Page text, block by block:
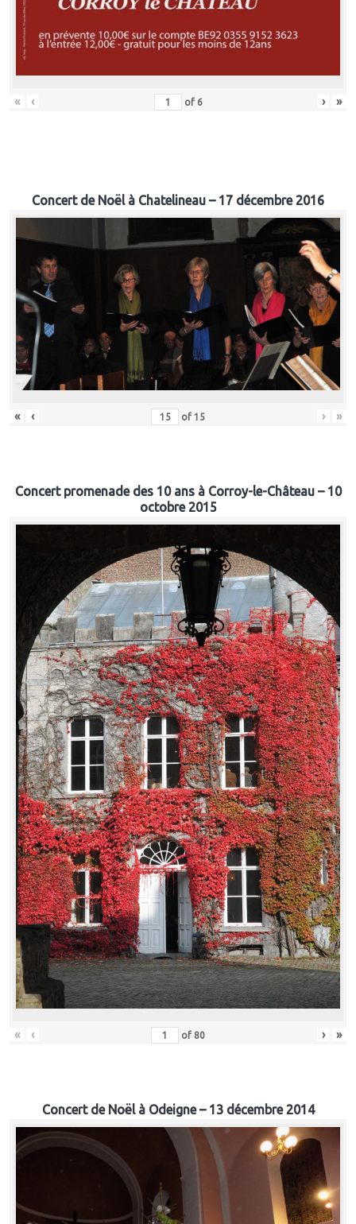
« ‹ of 6 › »
Concert de Noël à Chatelineau – 17 décembre 2016
« ‹ of 15 › »
Concert promenade des 10 ans à Corroy-le-Château – 10
octobre 2015
« ‹ of 80 › »
Concert de Noël à Odeigne – 13 décembre 2014